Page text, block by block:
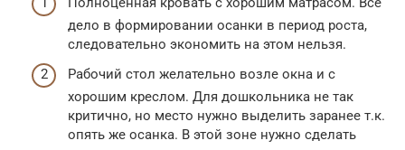
дело в формировании осанки в период роста,
следовательно экономить на этом нельзя.
Рабочий стол желательно возле окна и с
хорошим креслом. Для дошкольника не так
критично, но место нужно выделить заранее т.к.
опять же осанка. В этой зоне нужно сделать